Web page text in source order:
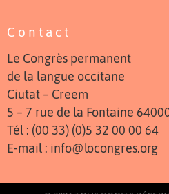
Contact
Le Congrès permanent
de la langue occitane
Ciutat – Creem
5 – 7 rue de la Fontaine
Tél : (00 33) (0)5 32 00 00 64
E-mail : info@locongres.org